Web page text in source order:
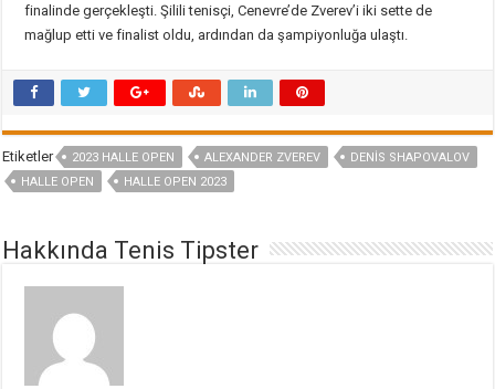
finalinde gerçekleşti. Şilili tenisçi, Cenevre’de Zverev’i iki sette de
mağlup etti ve finalist oldu, ardından da şampiyonluğa ulaştı.
Etiketler 2023 HALLE OPEN ALEXANDER ZVEREV
DENIS SHAPOVALOV
HALLE OPEN
HALLE OPEN 2023
Hakkında Tenis Tipster